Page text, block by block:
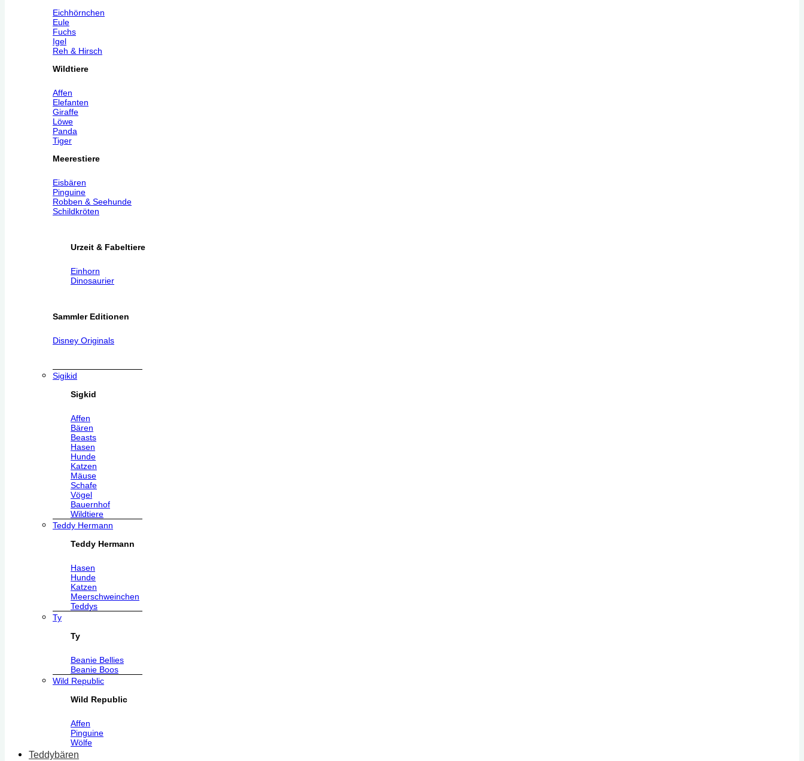
Eichhörnchen
Eule
Fuchs
Igel
Reh & Hirsch
Wildtiere
Affen
Elefanten
Giraffe
Löwe
Panda
Tiger
Meerestiere
Eisbären
Pinguine
Robben & Seehunde
Schildkröten
Urzeit & Fabeltiere
Einhorn
Dinosaurier
Sammler Editionen
Disney Originals
Sigikid
Sigkid
Affen
Bären
Beasts
Hasen
Hunde
Katzen
Mäuse
Schafe
Vögel
Bauernhof
Wildtiere
Teddy Hermann
Teddy Hermann
Hasen
Hunde
Katzen
Meerschweinchen
Teddys
Ty
Ty
Beanie Bellies
Beanie Boos
Wild Republic
Wild Republic
Affen
Pinguine
Wölfe
Teddybären